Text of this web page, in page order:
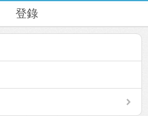
登錄